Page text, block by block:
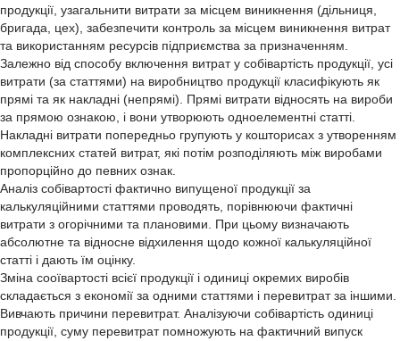
продукції, узагальнити витрати за місцем виникнення (дільниця,
бригада, цех), забезпечити контроль за місцем виникнення витрат
та використанням ресурсів підприємства за призначенням.
Залежно від способу включення витрат у собівартість продукції, усі
витрати (за статтями) на виробництво продукції класифікують як
прямі та як накладні (непрямі). Прямі витрати відносять на вироби
за прямою ознакою, і вони утворюють одноелементні статті.
Накладні витрати попередньо групують у кошторисах з утворенням
комплексних статей витрат, які потім розподіляють між виробами
пропорційно до певних ознак.
Аналіз собівартості фактично випущеної продукції за
калькуляційними статтями проводять, порівнюючи фактичні
витрати з огорічними та плановими. При цьому визначають
абсолютне та відносне відхилення щодо кожної калькуляційної
статті і дають їм оцінку.
Зміна сооївартості всієї продукції і одиниці окремих виробів
складається з економії за одними статтями і перевитрат за іншими.
Вивчають причини перевитрат. Аналізуючи собівартість одиниці
продукції, суму перевитрат помножують на фактичний випуск